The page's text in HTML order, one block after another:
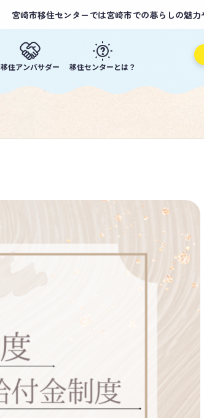
宮崎市移住センターでは宮崎市での暮らしの魅力
移住アンバサダー 移住センターとは？